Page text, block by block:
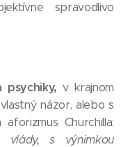
spravodlivo
v krajnom
názor, alebo s
Churchilla:
vlády, s výnimkou